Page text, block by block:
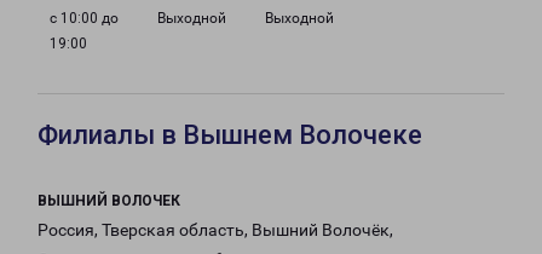
с 10:00 до
19:00
Выходной Выходной
Филиалы в Вышнем Волочеке
ВЫШНИЙ ВОЛОЧЕК
Россия, Тверская область, Вышний Волочёк,